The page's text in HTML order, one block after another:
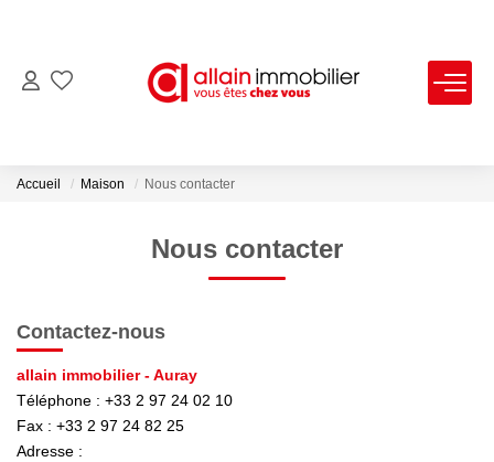
LOCATIONS
ESTIMATION
NOS AGENCES
Accueil Maison Nous contacter
Nous contacter
Contactez-nous
allain immobilier - Auray
Téléphone : +33 2 97 24 02 10
Fax : +33 2 97 24 82 25
Adresse :